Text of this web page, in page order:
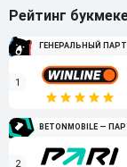
Рейтинг
ГЕНЕРАЛЬНЫЙ
1
BETONMOBILE —
2